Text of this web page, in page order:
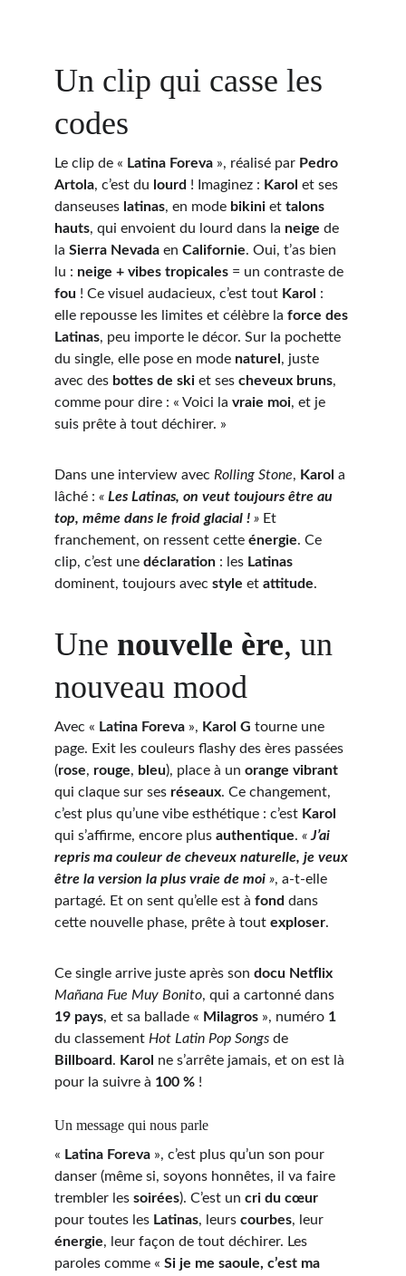
Un clip qui casse les
codes
Le clip de « Latina Foreva », réalisé par Pedro
Artola, c’est du lourd ! Imaginez : Karol et ses
danseuses latinas, en mode bikini et talons
hauts, qui envoient du lourd dans la neige de
la Sierra Nevada en Californie. Oui, t’as bien
lu : neige + vibes tropicales = un contraste de
fou ! Ce visuel audacieux, c’est tout Karol :
elle repousse les limites et célèbre la force des
Latinas, peu importe le décor. Sur la pochette
du single, elle pose en mode naturel , juste
avec des bottes de ski et ses cheveux bruns,
comme pour dire : « Voici la vraie moi, et je
suis prête à tout déchirer. »
Dans une interview avec Rolling Stone, Karol a
lâché : « Les Latinas, on veut toujours être au
top, même dans le froid glacial ! » Et
franchement, on ressent cette énergie. Ce
clip, c’est une déclaration : les Latinas
dominent, toujours avec style et attitude.
Une nouvelle ère, un
nouveau mood
Avec « Latina Foreva », Karol G tourne une
page. Exit les couleurs flashy des ères passées
(rose, rouge, bleu), place à un orange vibrant
qui claque sur ses réseaux. Ce changement,
c’est plus qu’une vibe esthétique : c’est Karol
qui s’affirme, encore plus authentique. « J’ai
repris ma couleur de cheveux naturelle, je veux
être la version la plus vraie de moi », a-t-elle
partagé. Et on sent qu’elle est à fond dans
cette nouvelle phase, prête à tout exploser.
Ce single arrive juste après son docu Netflix
Mañana Fue Muy Bonito, qui a cartonné dans
19 pays, et sa ballade « Milagros », numéro 1
du classement Hot Latin Pop Songs de
Billboard. Karol ne s’arrête jamais, et on est là
pour la suivre à 100 % !
Un message qui nous parle
« Latina Foreva », c’est plus qu’un son pour
danser (même si, soyons honnêtes, il va faire
trembler les soirées). C’est un cri du cœur
pour toutes les Latinas, leurs courbes, leur
énergie, leur façon de tout déchirer. Les
paroles comme « Si je me saoule, c’est ma